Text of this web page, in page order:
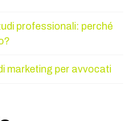
professionali: perché
marketing per avvocati